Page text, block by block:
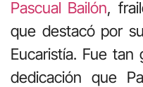
Pascual Bailón,
que destacó por
Eucaristía. Fue
dedicación que